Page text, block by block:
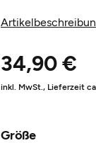
34,90 €
inkl. MwSt., Lieferzeit
Größe